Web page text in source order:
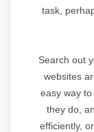
task,
Search out
websites
easy way
they do,
efficiently,